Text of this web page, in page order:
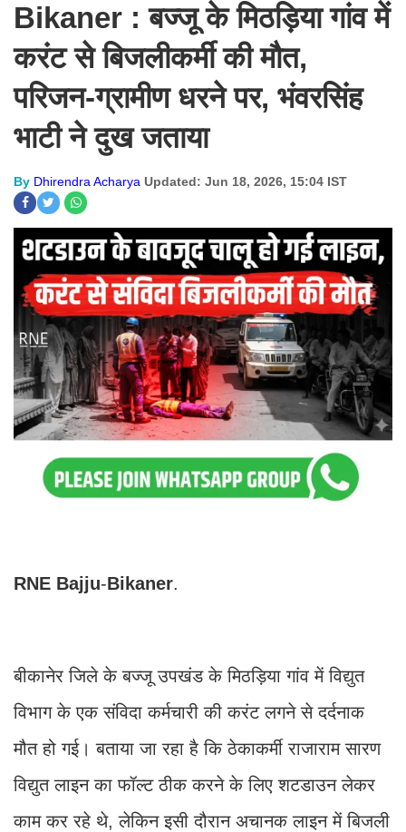
Bikaner : बज्जू के मिठड़िया गांव में
करंट से बिजलीकर्मी की मौत,
परिजन-ग्रामीण धरने पर, भंवरसिंह
भाटी ने दुख जताया
By Dhirendra Acharya Updated: Jun 18, 2026, 15:04 IST
RNE Bajju-Bikaner.
बीकानेर जिले के बज्जू उपखंड के मिठड़िया गांव में विद्युत
विभाग के एक संविदा कर्मचारी की करंट लगने से दर्दनाक
मौत हो गई। बताया जा रहा है कि ठेकाकर्मी राजाराम सारण
विद्युत लाइन का फॉल्ट ठीक करने के लिए शटडाउन लेकर
काम कर रहे थे, लेकिन इसी दौरान अचानक लाइन में बिजली